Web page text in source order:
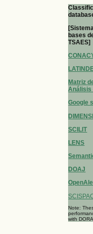
bases
TSAES]
Matriz
Análisis
Google
SCILIT
LENS
DOAJ
Note:
with